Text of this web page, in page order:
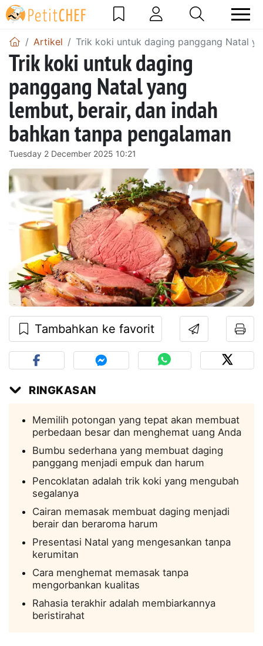
Artikel Trik koki untuk daging panggang Natal
Trik koki untuk daging
panggang Natal yang
lembut, berair, dan indah
bahkan tanpa pengalaman
Tuesday 2 December 2025 10:21
Tambahkan ke favorit
RINGKASAN
Memilih potongan yang tepat akan membuat
perbedaan besar dan menghemat uang Anda
Bumbu sederhana yang membuat daging
panggang menjadi empuk dan harum
Pencoklatan adalah trik koki yang mengubah
segalanya
Cairan memasak membuat daging menjadi
berair dan beraroma harum
Presentasi Natal yang mengesankan tanpa
kerumitan
Cara menghemat memasak tanpa
mengorbankan kualitas
Rahasia terakhir adalah membiarkannya
beristirahat